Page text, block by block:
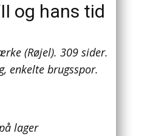
og hans tid
(Røjel). 309 sider.
enkelte brugsspor.
lager